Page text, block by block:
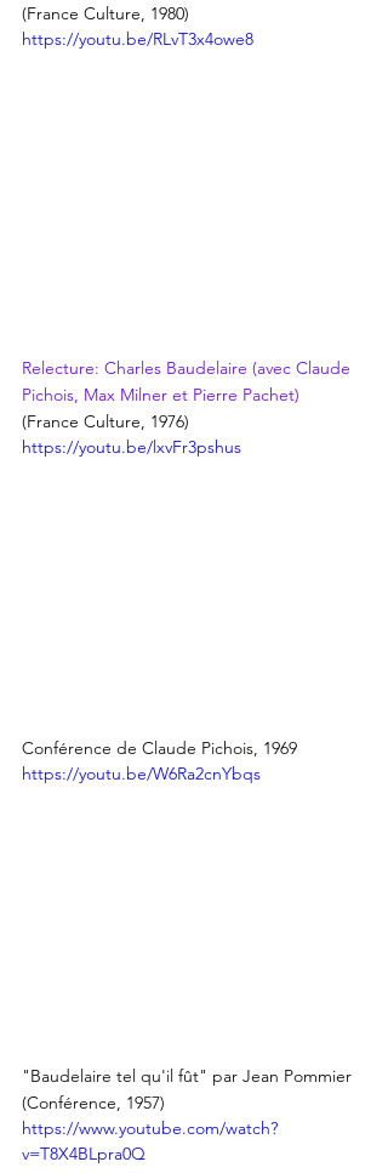
(France Culture, 1980)
https://youtu.be/RLvT3x4owe8
Relecture: Charles Baudelaire (avec Claude
Pichois, Max Milner et Pierre Pachet)
(France Culture, 1976)
https://youtu.be/lxvFr3pshus
Conférence de Claude Pichois, 1969
https://youtu.be/W6Ra2cnYbqs
"Baudelaire tel qu'il fût" par Jean Pommier
(Conférence, 1957)
https://www.youtube.com/watch?
v=T8X4BLpra0Q